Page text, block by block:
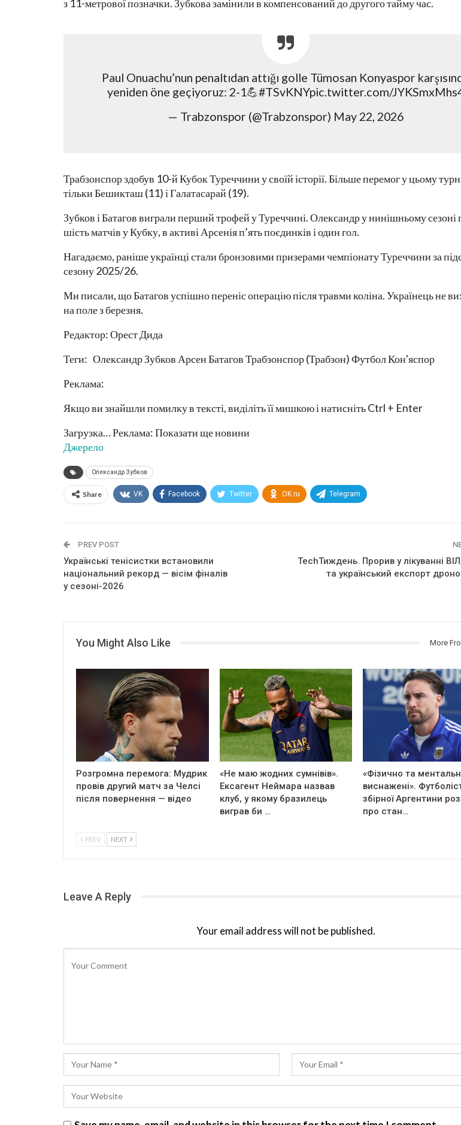
з 11-метрової позначки. Зубкова замінили в компенсований до другого тайму час.
Paul Onuachu’nun penaltıdan attığı golle Tümosan Konyaspor
yeniden öne geçiyoruz: 2-1💪#TSvKNYpic.twitter.com/
— Trabzonspor (@Trabzonspor) May 22, 2026
Трабзонспор здобув 10-й Кубок Туреччини у своїй історії. Більше перемог у цьому
тільки Бешикташ (11) і Галатасарай (19).
Зубков і Батагов виграли перший трофей у Туреччині. Олександр у нинішньому сезоні
шість матчів у Кубку, в активі Арсенія п’ять поєдинків і один гол.
Нагадаємо, раніше українці стали бронзовими призерами чемпіонату Туреччини за
сезону 2025/26.
Ми писали, що Батагов успішно переніс операцію після травми коліна. Українець не
на поле з березня.
Редактор: Орест Дида
Теги: Олександр Зубков Арсен Батагов Трабзонспор (Трабзон) Футбол Кон'яспор
Реклама:
Якщо ви знайшли помилку в тексті, виділіть її мишкою і натисніть Ctrl + Enter
Загрузка… Реклама: Показати ще новини
Джерело
Олександр Зубков
Share VK Facebook Twitter OK.ru Telegram
PREV POST
Українські тенісистки встановили
національний рекорд — вісім фіналів
у сезоні-2026
TechТиждень. Прорив у лікуванні
та український експорт
You Might Also Like More
Розгромна перемога: Мудрик
провів другий матч за Челсі
після повернення — відео
«Не маю жодних сумнівів».
Ексагент Неймара назвав
клуб, у якому бразилець
виграв би …
«Фізично та
виснажені».
збірної Аргентини
про стан…
PREV NEXT
Leave A Reply
Your email address will not be published.